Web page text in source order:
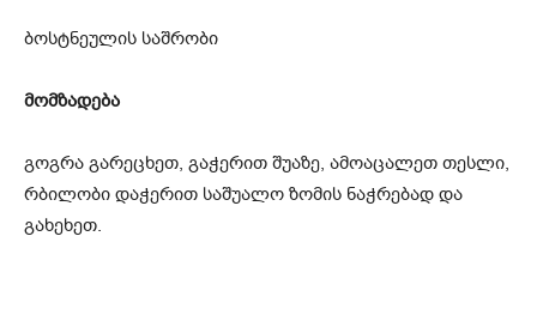
ბოსტნეულის საშრობი
მომზადება
გოგრა გარეცხეთ, გაჭერით შუაზე, ამოაცალეთ თესლი,
რბილობი დაჭერით საშუალო ზომის ნაჭრებად და
გახეხეთ.